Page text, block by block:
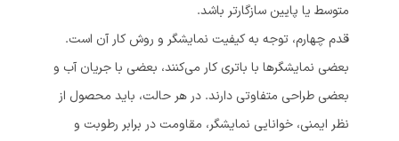
متوسط یا پایین سازگارتر باشد.
قدم چهارم، توجه به کیفیت نمایشگر و روش کار آن است.
بعضی نمایشگرها با باتری کار می‌کنند، بعضی با جریان آب و
بعضی طراحی متفاوتی دارند. در هر حالت، باید محصول از
نظر ایمنی، خوانایی نمایشگر، مقاومت در برابر رطوبت و